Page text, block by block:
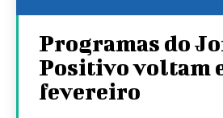
Programas do
Positivo voltam
fevereiro